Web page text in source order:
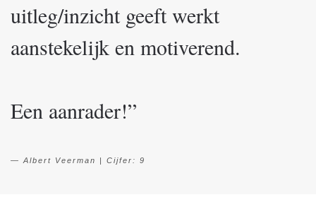
uitleg/inzicht geeft werkt
aanstekelijk en motiverend.
Een aanrader!”
Albert Veerman | Cijfer: 9